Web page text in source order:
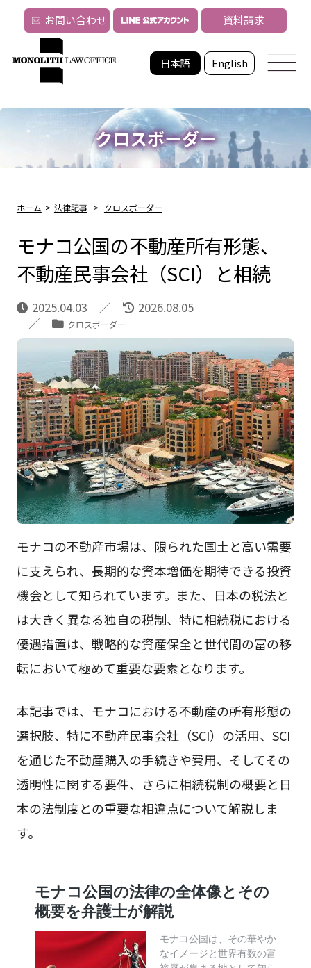
日本語 English
お問い合わせ 資料請求
クロスボーダー
ホーム > 法律記事 > クロスボーダー
モナコ公国の不動産所有形態、
不動産民事会社（SCI）と相続
2025.04.03 2026.08.05
クロスボーダー
モナコの不動産市場は、限られた国土と高い需要
に支えられ、長期的な資本増価を期待できる投資
機会として知られています。また、日本の税法と
は大きく異なる独自の税制、特に相続税における
優遇措置は、戦略的な資産保全と世代間の富の移
転において極めて重要な要素となります。
本記事では、モナコにおける不動産の所有形態の
選択肢、特に不動産民事会社（SCI）の活用、SCI
を通じた不動産購入の手続きや費用、そしてその
透明性に関する要件、さらに相続税制の概要と日
本の法制度との重要な相違点について解説しま
す。